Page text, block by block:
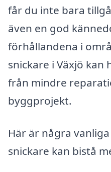
får du inte bara
även en god
förhållandena i
snickare i Växjö kan
från mindre
byggprojekt.
Här är några
snickare kan bistå